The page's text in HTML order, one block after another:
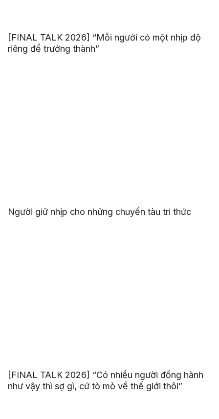
[FINAL TALK 2026] “Mỗi người có một nhịp độ
riêng để trưởng thành”
Người giữ nhịp cho những chuyến tàu tri thức
[FINAL TALK 2026] “Có nhiều người đồng hành
như vậy thì sợ gì, cứ tò mò về thế giới thôi”